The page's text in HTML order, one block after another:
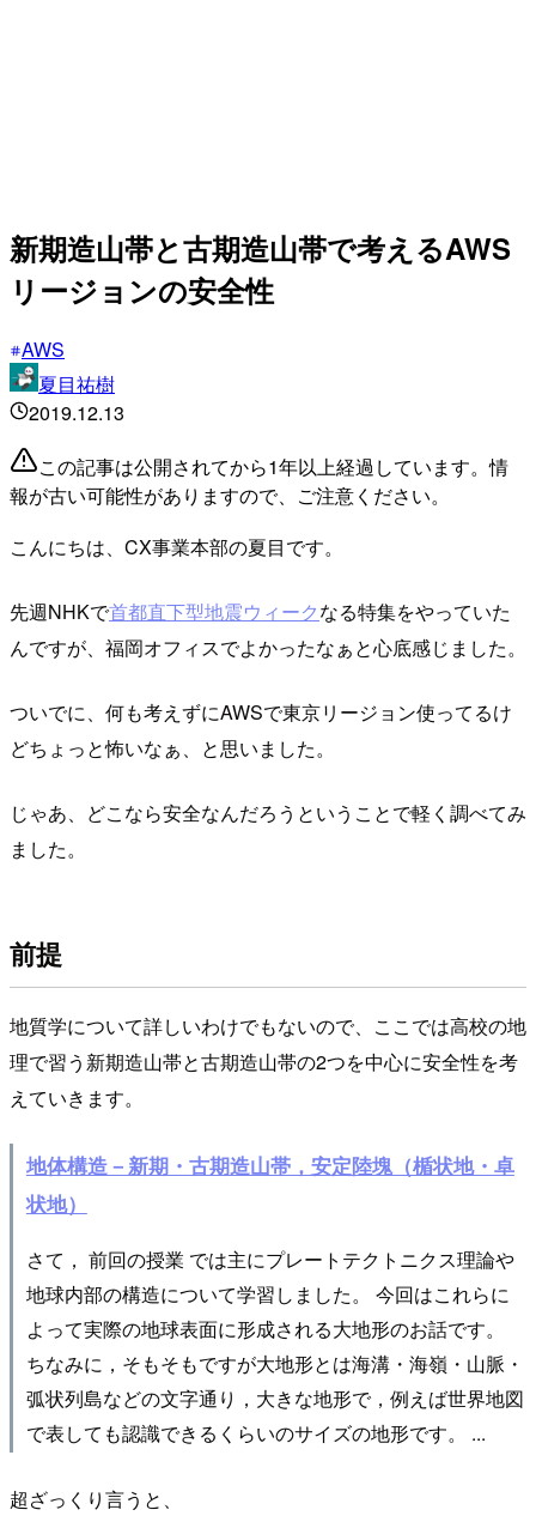
新期造山帯と古期造山帯で考えるAWS
リージョンの安全性
AWS
夏目祐樹
2019.12.13
この記事は公開されてから1年以上経過しています。情
報が古い可能性がありますので、ご注意ください。
こんにちは、CX事業本部の夏目です。
先週NHKで首都直下型地震ウィークなる特集をやっていた
んですが、福岡オフィスでよかったなぁと心底感じました。
ついでに、何も考えずにAWSで東京リージョン使ってるけ
どちょっと怖いなぁ、と思いました。
じゃあ、どこなら安全なんだろうということで軽く調べてみ
ました。
前提
地質学について詳しいわけでもないので、ここでは高校の地
理で習う新期造山帯と古期造山帯の2つを中心に安全性を考
えていきます。
地体構造－新期・古期造山帯，安定陸塊（楯状地・卓
状地）
さて， 前回の授業 では主にプレートテクトニクス理論や
地球内部の構造について学習しました。 今回はこれらに
よって実際の地球表面に形成される大地形のお話です。
ちなみに，そもそもですが大地形とは海溝・海嶺・山脈・
弧状列島などの文字通り，大きな地形で，例えば世界地図
で表しても認識できるくらいのサイズの地形です。 ...
超ざっくり言うと、